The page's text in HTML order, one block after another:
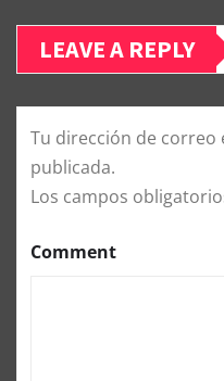
LEAVE A REPLY
Tu dirección de correo
publicada.
Los campos
Comment